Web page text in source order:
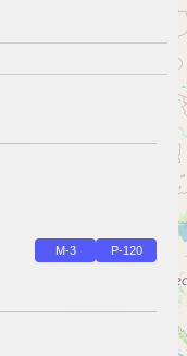
М-3 Р-120